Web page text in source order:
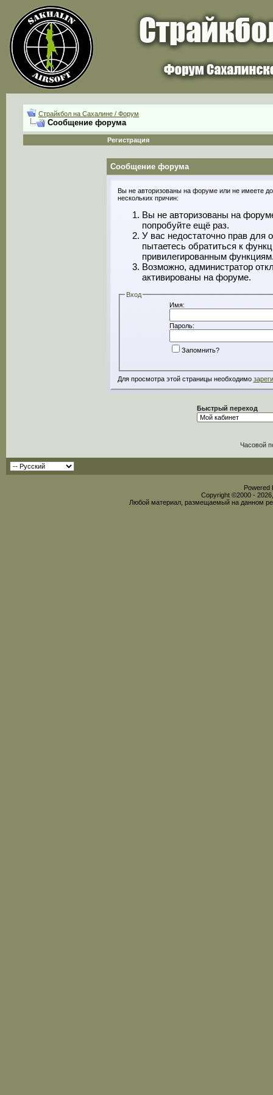
Страйкбол на Сахалине / Форум
Сообщение форума
Регистрация
Сообщение форума
Вы не авторизованы на форуме или не имеете
нескольких причин:
Вы не авторизованы на
попробуйте ещё раз.
У вас недостаточно прав для
пытаетесь обратиться к
привилегированным
Возможно, администратор
активированы на форуме.
Вход
Имя:
Пароль:
Запомнить?
Для просмотра этой страницы необходимо
Быстрый переход
Часовой
Powered
Copyright ©2000 -
Любой материал, размещаемый на данном